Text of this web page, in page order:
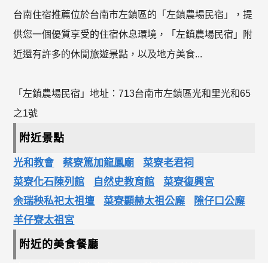
台南住宿推薦位於台南市左鎮區的「左鎮農場民宿」，提
供您一個優質享受的住宿休息環境，「左鎮農場民宿」附
近還有許多的休閒旅遊景點，以及地方美食...
「左鎮農場民宿」地址：713台南市左鎮區光和里光和65
之1號
附近景點
光和教會 蔡寮篤加龍鳳廟
菜寮老君祠
菜寮化石陳列館
自然史教育館
菜寮復興宮
余瑞秧私祀太祖壇
菜寮顯赫太祖公廨
隙仔口公廨
羊仔寮太祖宮
附近的美食餐廳